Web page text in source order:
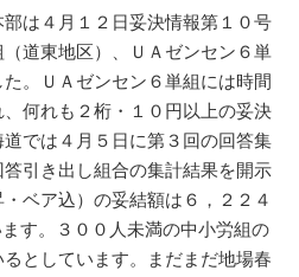
は４月１２日妥決情報第１０号
道東地区）、ＵＡゼンセン６単
。ＵＡゼンセン６単組には時間
何れも２桁・１０円以上の妥決
では４月５日に第３回の回答集
引き出し組合の集計結果を開示
ベア込）の妥結額は６，２２４
す。３００人未満の中小労組の
としています。まだまだ地場春